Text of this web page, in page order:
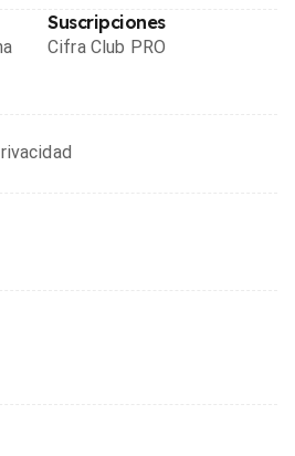
Suscripciones
Cifra Club PRO